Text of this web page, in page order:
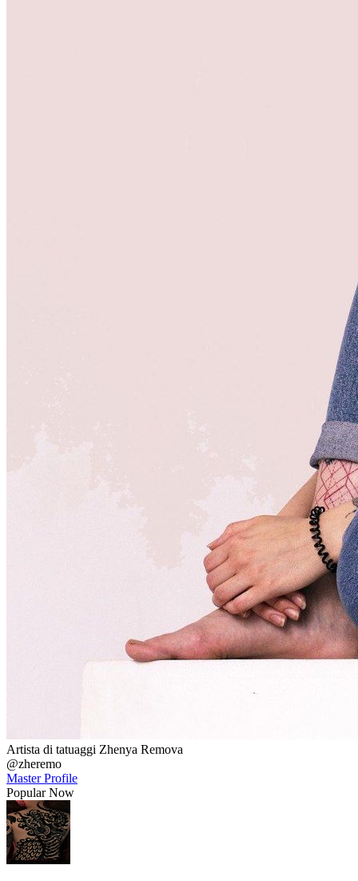
Artista di tatuaggi Zhenya Remova
@zheremo
Master Profile
Popular Now